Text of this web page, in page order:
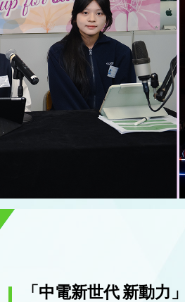
「中電新世代 新動力